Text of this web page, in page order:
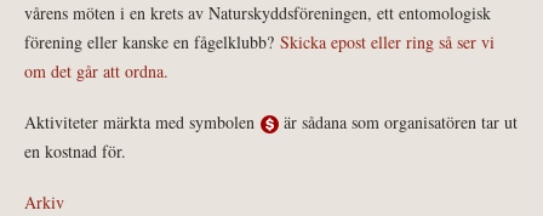
vårens möten i en krets av Naturskyddsföreningen, ett entomologisk
förening eller kanske en fågelklubb? Skicka epost eller ring så ser vi
om det går att ordna.
Aktiviteter märkta med symbolen
är sådana som organisatören tar ut
en kostnad för.
Arkiv